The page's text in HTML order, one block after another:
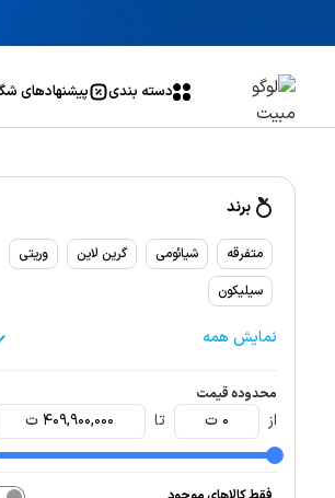
دسته بندی پیشنهاد‌های
برند
متفرقه شیائومی گرین لاین
وریتی
سیلیکون
نمایش همه
محدوده قیمت
از 0 ت تا 409,900,000 ت